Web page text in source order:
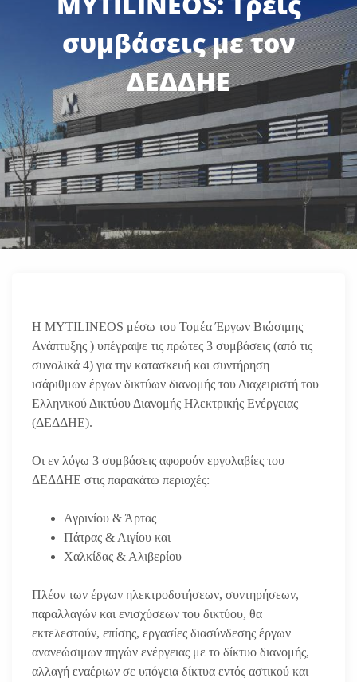
συμβάσεις με τον
ΔΕΔΔΗΕ
Η MYTILINEOS μέσω του Τομέα Έργων Βιώσιμης
Ανάπτυξης ) υπέγραψε τις πρώτες 3 συμβάσεις (από τις
συνολικά 4) για την κατασκευή και συντήρηση
ισάριθμων έργων δικτύων διανομής του Διαχειριστή του
Ελληνικού Δικτύου Διανομής Ηλεκτρικής Ενέργειας
(ΔΕΔΔΗΕ).
Οι εν λόγω 3 συμβάσεις αφορούν εργολαβίες του
ΔΕΔΔΗΕ στις παρακάτω περιοχές:
Αγρινίου & Άρτας
Πάτρας & Αιγίου και
Χαλκίδας & Αλιβερίου
Πλέον των έργων ηλεκτροδοτήσεων, συντηρήσεων,
παραλλαγών και ενισχύσεων του δικτύου, θα
εκτελεστούν, επίσης, εργασίες διασύνδεσης έργων
ανανεώσιμων πηγών ενέργειας με το δίκτυο διανομής,
αλλαγή εναέριων σε υπόγεια δίκτυα εντός αστικού και